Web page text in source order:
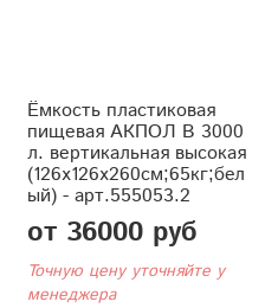
Ёмкость пластиковая
пищевая АКПОЛ В 3000
л. вертикальная высокая
(126x126x260см;65кг;бел
ый) - арт.555053.2
от 36000 руб
Точную цену уточняйте у
менеджера